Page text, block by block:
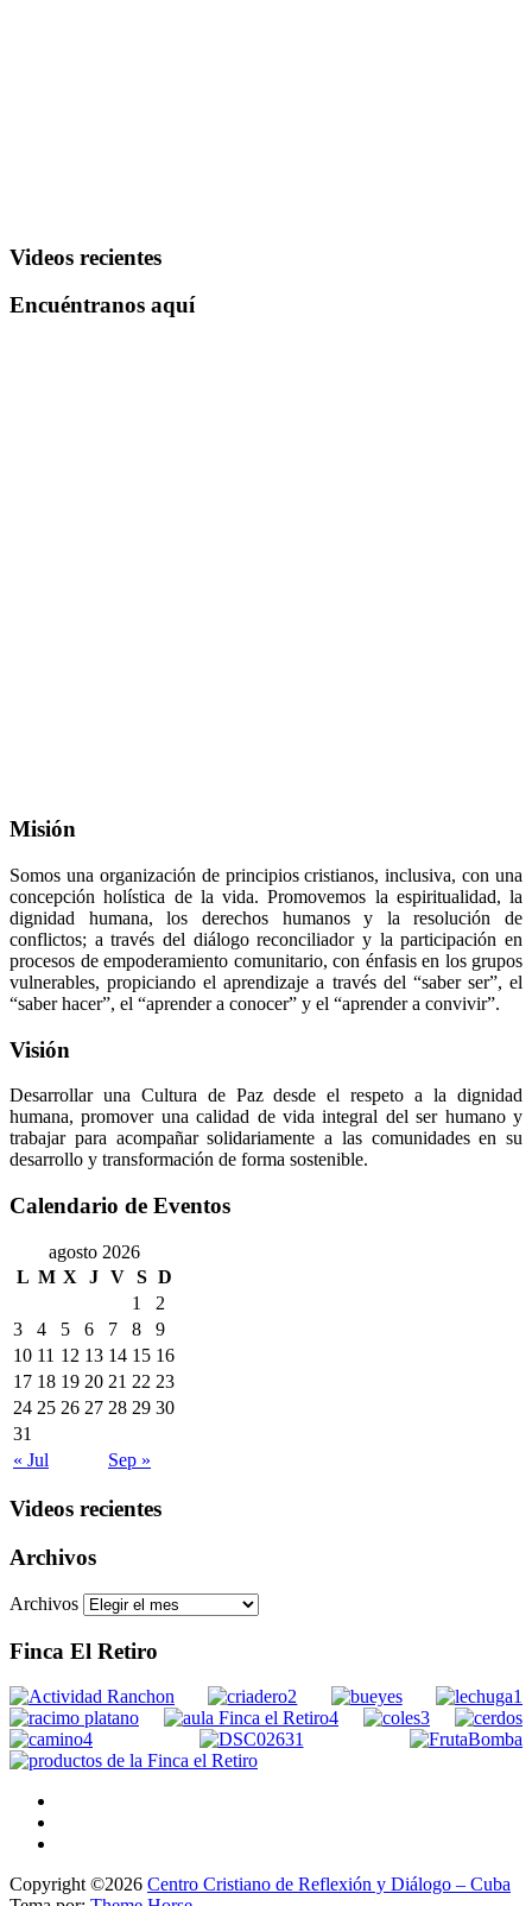
Videos recientes
Encuéntranos aquí
Misión
Somos una organización de principios cristianos, inclusiva, con una
concepción holística de la vida. Promovemos la espiritualidad, la
dignidad humana, los derechos humanos y la resolución de
conflictos; a través del diálogo reconciliador y la participación en
procesos de empoderamiento comunitario, con énfasis en los grupos
vulnerables, propiciando el aprendizaje a través del “saber ser”, el
“saber hacer”, el “aprender a conocer” y el “aprender a convivir”.
Visión
Desarrollar una Cultura de Paz desde el respeto a la dignidad
humana, promover una calidad de vida integral del ser humano y
trabajar para acompañar solidariamente a las comunidades en su
desarrollo y transformación de forma sostenible.
Calendario de Eventos
agosto 2026
L M X J V S D
1
2
3
4 5 6 7 8
9
10 11 12 13 14 15 16
17 18 19 20 21 22 23
24 25 26 27 28 29 30
31
« Jul
Sep »
Videos recientes
Archivos
Archivos
Finca El Retiro
Copyright ©2026 Centro Cristiano de Reflexión y Diálogo – Cuba